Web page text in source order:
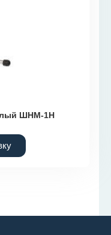
ШНМ-1Н